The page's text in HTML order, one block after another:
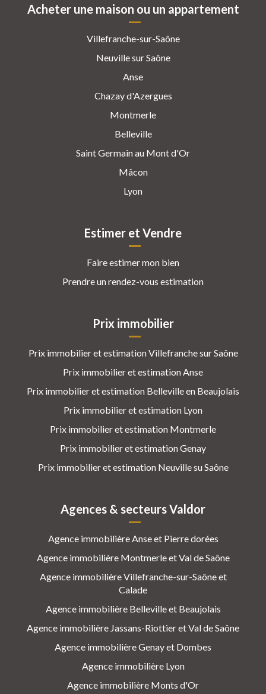
Acheter une maison ou un appartement
Villefranche-sur-Saône
Neuville sur Saône
Anse
Chazay d'Azergues
Montmerle
Belleville
Saint Germain au Mont d'Or
Mâcon
Lyon
Estimer et Vendre
Faire estimer mon bien
Prendre un rendez-vous estimation
Prix immobilier
Prix immobilier et estimation Villefranche sur Saône
Prix immobilier et estimation Anse
Prix immobilier et estimation Belleville en Beaujolais
Prix immobilier et estimation Lyon
Prix immobilier et estimation Montmerle
Prix immobilier et estimation Genay
Prix immobilier et estimation Neuville su Saône
Agences & secteurs Valdor
Agence immobilière Anse et Pierre dorées
Agence immobilière Montmerle et Val de Saône
Agence immobilière Villefranche-sur-Saône et
Calade
Agence immobilière Belleville et Beaujolais
Agence immobilière Jassans-Riottier et Val de Saône
Agence immobilière Genay et Dombes
Agence immobilière Lyon
Agence immobilière Monts d'Or